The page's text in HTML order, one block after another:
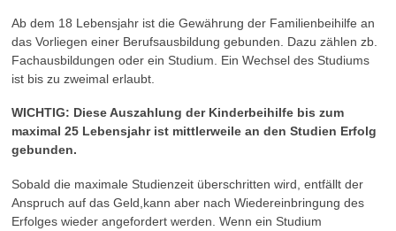
Ab dem 18 Lebensjahr ist die Gewährung der Familienbeihilfe an
das Vorliegen einer Berufsausbildung gebunden. Dazu zählen zb.
Fachausbildungen oder ein Studium. Ein Wechsel des Studiums
ist bis zu zweimal erlaubt.
WICHTIG: Diese Auszahlung der Kinderbeihilfe bis zum
maximal 25 Lebensjahr ist mittlerweile an den Studien Erfolg
gebunden.
Sobald die maximale Studienzeit überschritten wird, entfällt der
Anspruch auf das Geld,kann aber nach Wiedereinbringung des
Erfolges wieder angefordert werden. Wenn ein Studium